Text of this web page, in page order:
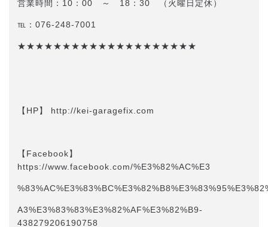
営業時間：10：00 ～ 18：30 （火曜日定休）
℡：076-248-7001
★★★★★★★★★★★★★★★★★★★★
【HP】 http://kei-garagefix.com​​
【Facebook】
https://www.facebook.com/%E3%82%AC%E3
A3%E3%83%83%E3%82%AF%E3%82%B9-
438279206190758